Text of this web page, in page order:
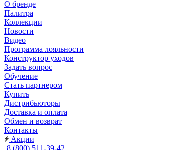
О бренде
Палитра
Коллекции
Новости
Видео
Программа лояльности
Конструктор уходов
Задать вопрос
Обучение
Стать партнером
Купить
Дистрибьюторы
Доставка и оплата
Обмен и возврат
Контакты
Акции
8 (800) 511-39-42